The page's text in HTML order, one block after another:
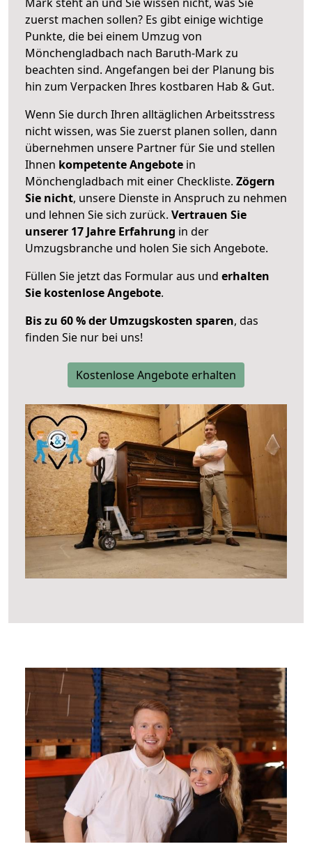
zuerst machen sollen? Es gibt einige wichtige
Punkte, die bei einem Umzug von
Mönchengladbach nach Baruth-Mark zu
beachten sind. Angefangen bei der Planung bis
hin zum Verpacken Ihres kostbaren Hab & Gut.
Wenn Sie durch Ihren alltäglichen Arbeitsstress
nicht wissen, was Sie zuerst planen sollen, dann
übernehmen unsere Partner für Sie und stellen
Ihnen kompetente Angebote in
Mönchengladbach mit einer Checkliste. Zögern
Sie nicht, unsere Dienste in Anspruch zu nehmen
und lehnen Sie sich zurück. Vertrauen Sie
unserer 17 Jahre Erfahrung in der
Umzugsbranche und holen Sie sich Angebote.
Füllen Sie jetzt das Formular aus und erhalten
Sie kostenlose Angebote.
Bis zu 60 % der Umzugskosten sparen, das
finden Sie nur bei uns!
Kostenlose Angebote erhalten